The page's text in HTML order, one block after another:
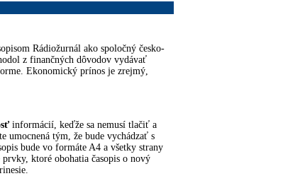
Rádiožurnál ako spoločný česko-
z finančných dôvodov vydávať
Ekonomický prínos je zrejmý,
informácií, keďže sa nemusí tlačiť a
umocnená tým, že bude vychádzať s
bude vo formáte A4 a všetky strany
ktoré obohatia časopis o nový